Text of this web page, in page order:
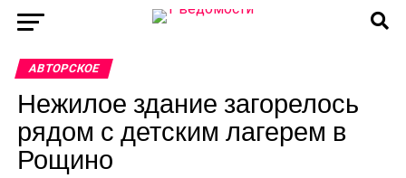
АВТОРСКОЕ
Нежилое здание загорелось
рядом с детским лагерем в
Рощино